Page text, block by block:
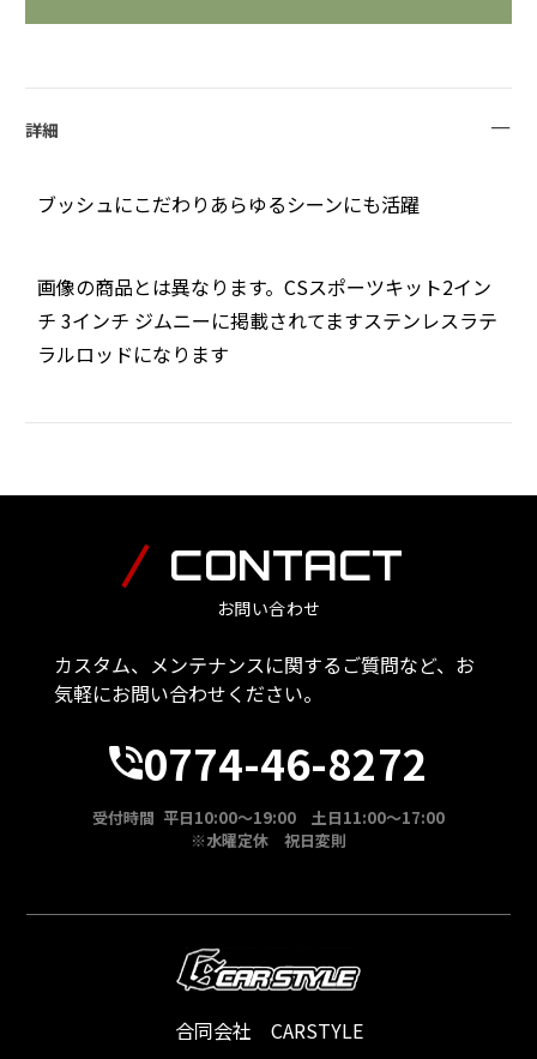
詳細
ブッシュにこだわりあらゆるシーンにも活躍
画像の商品とは異なります。CSスポーツキット2イン
チ 3インチ ジムニーに掲載されてますステンレスラテ
ラルロッドになります
CONTACT
お問い合わせ
カスタム、メンテナンスに関するご質問など、お
気軽にお問い合わせください。
0774-46-8272
受付時間 平日10:00～19:00 土日11:00～17:00
※水曜定休 祝日変則
合同会社 CARSTYLE